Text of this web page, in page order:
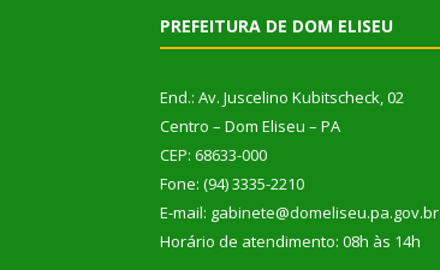
PREFEITURA DE DOM ELISEU
End.: Av. Juscelino Kubitscheck, 02
Centro – Dom Eliseu – PA
CEP: 68633-000
Fone: (94) 3335-2210
E-mail: gabinete@domeliseu.pa.gov.br
Horário de atendimento: 08h às 14h